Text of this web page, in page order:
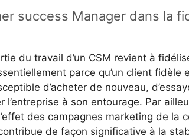
success Manager dans la
du travail d’un CSM revient à
parce qu’un client fidèle
d’acheter de nouveau,
à son entourage. Par
des campagnes marketing de la
de façon significative à la